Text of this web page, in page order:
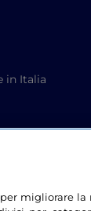
in Italia
migliorare la